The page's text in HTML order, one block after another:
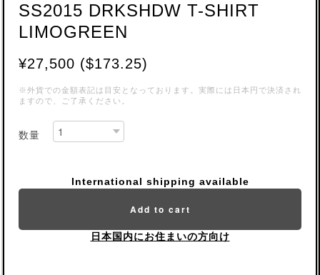
SS2015 DRKSHDW T-SHIRT
LIMOGREEN
¥27,500 ($173.25)
※外貨での金額表記は目安となっております。実際には日本円で決済され
ますので、ご了承ください。
数量
International shipping available
Add to cart
日本国内にお住まいの方向け